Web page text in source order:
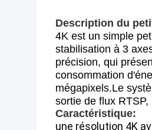
Description du
4K est un simple
stabilisation à 3
précision, qui
consommation
mégapixels.Le
sortie de flux
Caractéristique:
une résolution 4K